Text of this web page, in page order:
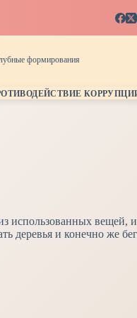
формирования
использованных вещей,
деревья и конечно же